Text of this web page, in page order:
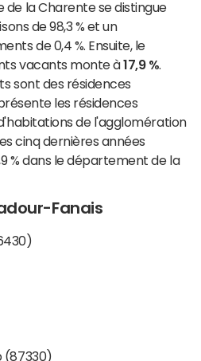
de la Charente se distingue
de 98,3 % et un
de 0,4 %. Ensuite, le
vacants monte à17,9 %
sont des résidences
les résidences
de l'agglomération
cinq dernières années
% dans le département de la
Fanais
(87330)